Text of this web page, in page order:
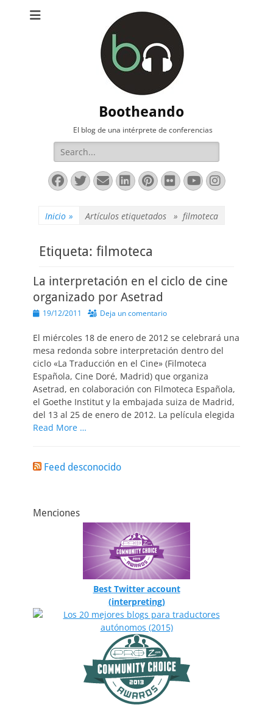
Bootheando
El blog de una intérprete de conferencias
Buscar:
Facebook
Twitter
Correo
electrónico
LinkedIn
Pinterest
FlickrYouTube
Inicio » Artículos etiquetados » filmoteca
Etiqueta: filmoteca
La interpretación en el ciclo de cine
organizado por Asetrad
Publicado
19/12/2011 Deja un comentario
El miércoles 18 de enero de 2012 se celebrará una
mesa redonda sobre interpretación dentro del
ciclo «La Traducción en el Cine» (Filmoteca
Española, Cine Doré, Madrid) que organiza
Asetrad, en colaboración con Filmoteca Española,
el Goethe Institut y la embajada suiza de Madrid,
del 13 al 25 de enero de 2012. La película elegida
Read More …
Feed desconocido
Menciones
Best Twitter account
(interpreting)